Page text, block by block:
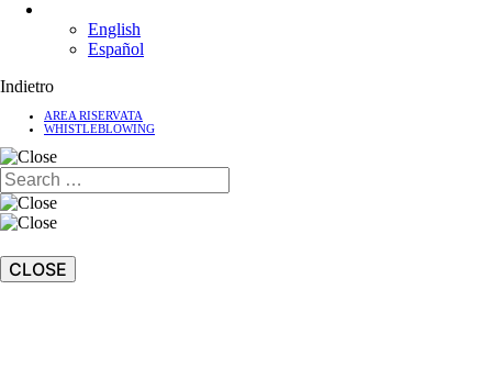
English
Español
Indietro
AREA RISERVATA
WHISTLEBLOWING
CLOSE